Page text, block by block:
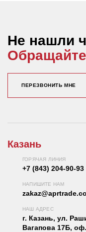
Не нашли
ПЕРЕЗВОНИТЬ МНЕ
Казань
ГОРЯЧАЯ ЛИНИЯ
+7 (843) 204-90-93
НАПИШИТЕ НАМ
НАШ АДРЕС
г. Казань, ул.
Вагапова 17Б,